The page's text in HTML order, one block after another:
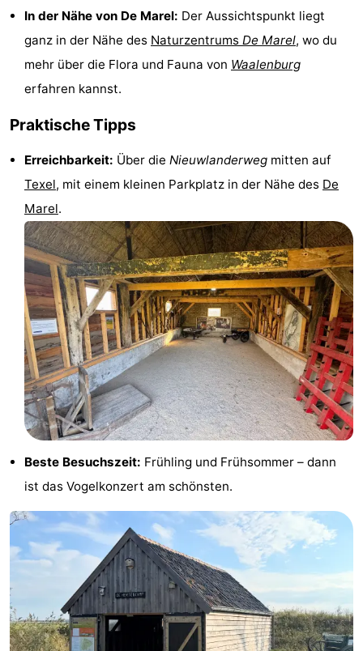
Texel
Sluftervallei
-
Strandhuys
Villapark
Residentie
Texel
Villapark
Vogelmient
Hotels
Zimmer
(mit
Frühstück)
Lastminutes
Strand
Sehen
tun
Museen
Denkmäler
Kirchen
Mühlen
-
Aussichtspunkte
Attraktionen
Rundfahrten
Bauernhöfe
-
Spielplätze
-
In der Nähe von De Marel: Der Aussichtspunkt liegt
ganz in der Nähe des Naturzentrums De Marel, wo du
mehr über die Flora und Fauna von Waalenburg
erfahren kannst.
Praktische Tipps
Erreichbarkeit: Über die Nieuwlanderweg mitten auf
Texel, mit einem kleinen Parkplatz in der Nähe des De
Marel.
Beste Besuchszeit: Frühling und Frühsommer – dann
ist das Vogelkonzert am schönsten.